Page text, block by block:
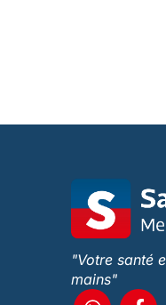
"Votre santé
mains"